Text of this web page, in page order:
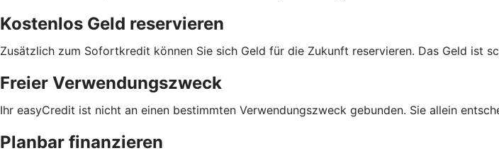
Kostenlos Geld reservieren
Zusätzlich zum Sofortkredit können Sie sich Geld für die Zukunft reservieren. Das Geld ist
Freier Verwendungszweck
Ihr easyCredit ist nicht an einen bestimmten Verwendungszweck gebunden. Sie allein
Planbar finanzieren